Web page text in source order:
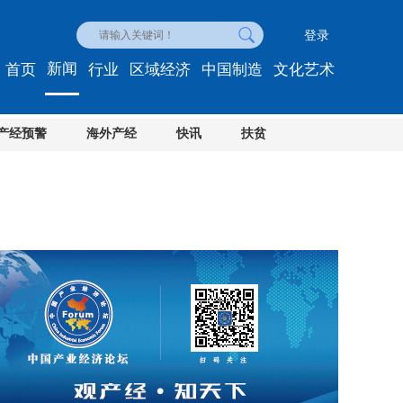
登录
首页 新闻
经预警 海外产经 快讯 扶贫
行业 区域经济 中国制造 文化艺术